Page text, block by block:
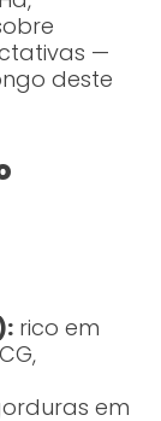
—
deste
rico em
em